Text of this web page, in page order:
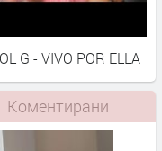
G - VIVO POR ELLA
Коментирани